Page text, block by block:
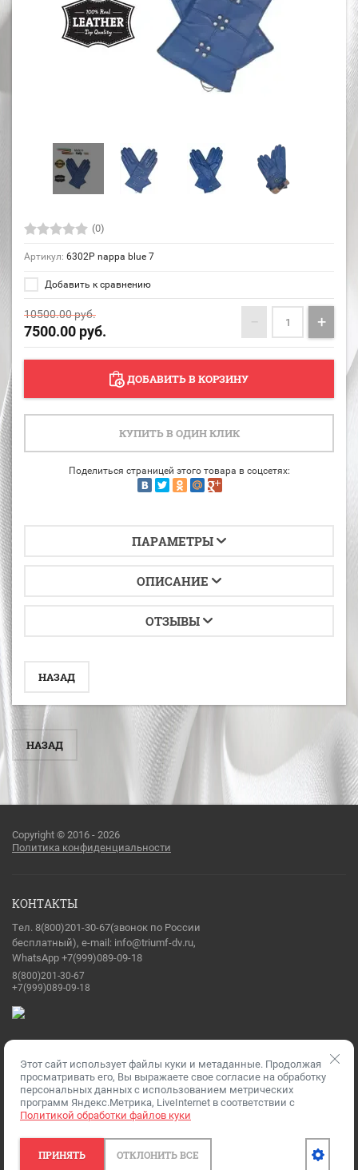
(0)
Артикул: 6302P nappa blue 7
Добавить к сравнению
10500.00руб.
7500.00 руб. − +
ДОБАВИТЬ В КОРЗИНУ
КУПИТЬ В ОДИН КЛИК
Поделиться страницей этого товара в соцсетях:
ПАРАМЕТРЫ
ОПИСАНИЕ
ОТЗЫВЫ
НАЗАД
НАЗАД
Copyright © 2016 - 2026
Политика конфиденциальности
КОНТАКТЫ
Тел. 8(800)201-30-67(звонок по России
бесплатный), e-mail: info@triumf-dv.ru,
WhatsApp +7(999)089-09-18
8(800)201-30-67
+7(999)089-09-18
Разработка сайтов— Мегагрупп.ру
Этот сайт использует файлы куки и метаданные. Продолжая
просматривать его, Вы выражаете свое согласие на обработку
персональных данных с использованием метрических
программ Яндекс.Метрика, LiveInternet в соответствии с
Политикой обработки файлов куки
ПРИНЯТЬ ОТКЛОНИТЬ ВСЕ